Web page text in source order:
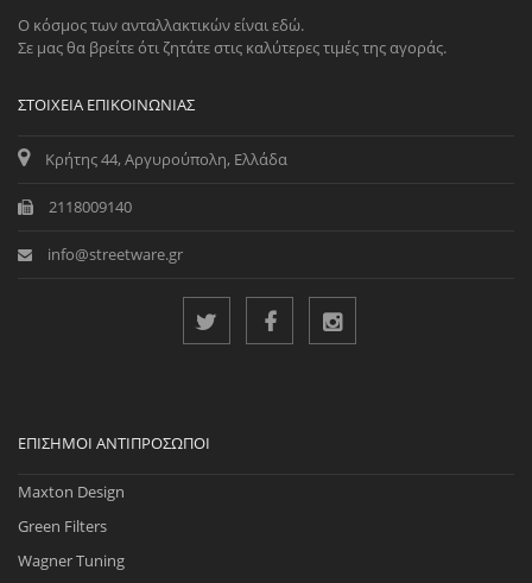
Ο κόσμος των ανταλλακτικών είναι εδώ.
Σε μας θα βρείτε ότι ζητάτε στις καλύτερες τιμές της αγοράς.
ΣΤΟΙΧΕΊΑ ΕΠΙΚΟΙΝΩΝΊΑΣ
Κρήτης 44, Αργυρούπολη, Ελλάδα
2118009140
info@streetware.gr
ΕΠΊΣΗΜΟΙ ΑΝΤΙΠΡΌΣΩΠΟΙ
Maxton Design
Green Filters
Wagner Tuning